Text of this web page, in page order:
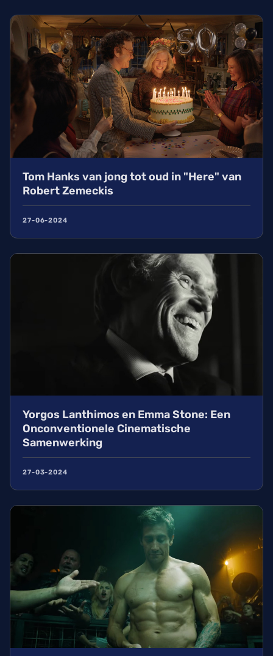
Tom Hanks van jong tot oud in "Here" van
Robert Zemeckis
27-06-2024
Yorgos Lanthimos en Emma Stone: Een
Onconventionele Cinematische
Samenwerking
27-03-2024